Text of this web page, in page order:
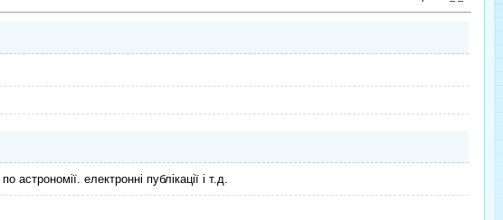
по астрономії. електронні публікації і т.д.